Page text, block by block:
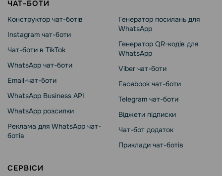
ЧАТ-БОТИ
Конструктор чат-ботів
Instagram чат-боти
Чат-боти в TikTok
WhatsApp чат-боти
Email-чат-боти
WhatsApp Business API
WhatsApp розсилки
Реклама для WhatsApp чат-
ботів
Генератор посилань для
WhatsApp
Генератор QR-кодів для
WhatsApp
Viber чат-боти
Facebook чат-боти
Telegram чат-боти
Віджети підписки
Чат-бот додаток
Приклади чат-ботів
СЕРВІСИ